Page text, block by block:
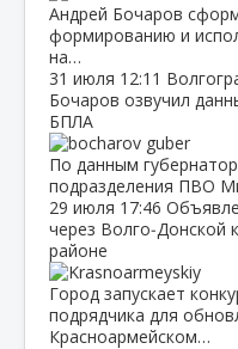
Андрей Бочаров
формированию и
на…
31 июля 12:11
Бочаров озвучил
БПЛА
По данным
подразделения ПВО
29 июля 17:46
через Волго‑Донской
районе
Город запускает
подрядчика для
Красноармейском…